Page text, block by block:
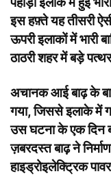
इस हफ़्ते यह तीसरी
ऊपरी इलाकों में
ठाठरी शहर में बड़े
अचानक आई बाढ़ के
गया, जिससे इलाके में
उस घटना के एक दिन
ज़बरदस्त बाढ़ ने
हाइड्रोइलेक्ट्रिक